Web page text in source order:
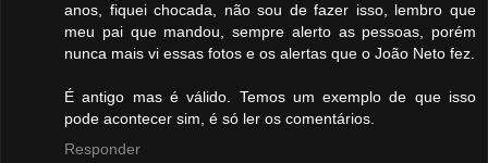
anos, fiquei chocada, não sou de fazer isso, lembro que
meu pai que mandou, sempre alerto as pessoas, porém
nunca mais vi essas fotos e os alertas que o João Neto fez.
É antigo mas é válido. Temos um exemplo de que isso
pode acontecer sim, é só ler os comentários.
Responder